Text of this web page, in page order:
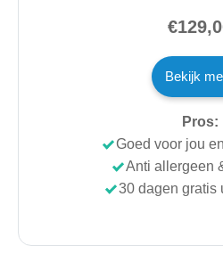
Bekijk
Pros:
Goed voor jou
Anti allergeen
30 dagen gratis